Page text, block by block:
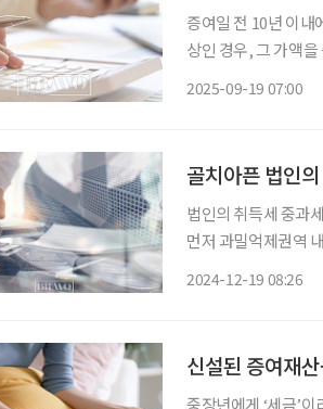
증여일 전 10년 이내
상인 경우, 그 가액
2025-09-19 07:00
골치아픈 법인
법인의 취득세 중과
먼저 과밀억제권역
2024-12-19 08:26
신설된 증여재
중장년에게 ‘세금’